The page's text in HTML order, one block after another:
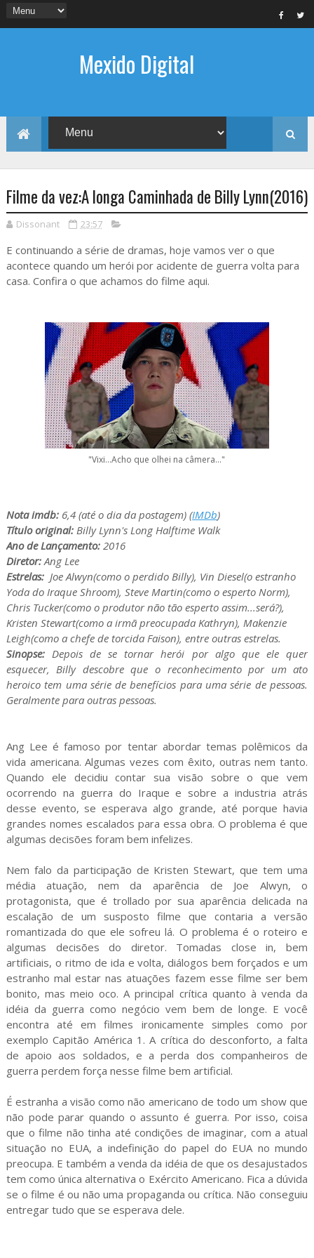
Mexido Digital
Filme da vez:A longa Caminhada de Billy Lynn(2016)
Dissonant 23:57
E continuando a série de dramas, hoje vamos ver o que
acontece quando um herói por acidente de guerra volta para
casa. Confira o que achamos do filme aqui.
"Vixi...Acho que olhei na câmera..."
Nota imdb:6,4 (até o dia da postagem) (IMDb)
Título original:Billy Lynn's Long Halftime Walk
Ano de Lançamento:2016
Diretor:Ang Lee
Estrelas:Joe Alwyn(como o perdido Billy), Vin Diesel(o estranho
Yoda do Iraque Shroom), Steve Martin(como o esperto Norm),
Chris Tucker(como o produtor não tão esperto assim...será?),
Kristen Stewart(como a irmã preocupada Kathryn), Makenzie
Leigh(como a chefe de torcida Faison), entre outras estrelas.
Sinopse: Depois de se tornar herói por algo que ele quer
esquecer, Billy descobre que o reconhecimento por um ato
heroico tem uma série de benefícios para uma série de pessoas.
Geralmente para outras pessoas.
Ang Lee é famoso por tentar abordar temas polêmicos da
vida americana. Algumas vezes com êxito, outras nem tanto.
Quando ele decidiu contar sua visão sobre o que vem
ocorrendo na guerra do Iraque e sobre a industria atrás
desse evento, se esperava algo grande, até porque havia
grandes nomes escalados para essa obra. O problema é que
algumas decisões foram bem infelizes.
Nem falo da participação de Kristen Stewart, que tem uma
média atuação, nem da aparência de Joe Alwyn, o
protagonista, que é trollado por sua aparência delicada na
escalação de um susposto filme que contaria a versão
romantizada do que ele sofreu lá. O problema é o roteiro e
algumas decisões do diretor. Tomadas close in, bem
artificiais, o ritmo de ida e volta, diálogos bem forçados e um
estranho mal estar nas atuações fazem esse filme ser bem
bonito, mas meio oco. A principal crítica quanto à venda da
idéia da guerra como negócio vem bem de longe. E você
encontra até em filmes ironicamente simples como por
exemplo Capitão América 1. A crítica do desconforto, a falta
de apoio aos soldados, e a perda dos companheiros de
guerra perdem força nesse filme bem artificial.
É estranha a visão como não americano de todo um show que
não pode parar quando o assunto é guerra. Por isso, coisa
que o filme não tinha até condições de imaginar, com a atual
situação no EUA, a indefinição do papel do EUA no mundo
preocupa. E também a venda da idéia de que os desajustados
tem como única alternativa o Exército Americano. Fica a dúvida
se o filme é ou não uma propaganda ou crítica. Não conseguiu
entregar tudo que se esperava dele.